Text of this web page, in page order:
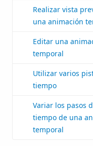
Realizar vista
una animación
Editar una
temporal
Utilizar varios
tiempo
Variar los pasos
tiempo de una
temporal